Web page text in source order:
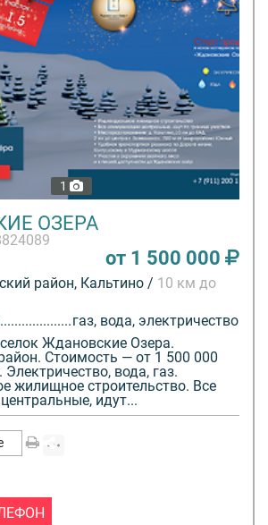
1
ОЗЕРА
от 1 500 000
район, Кальтино / 10 км до
газ, вода, электричество
Ждановские Озера.
Стоимость — от 1 500 000
Электричество, вода, газ.
жилищное строительство. Все
идут...